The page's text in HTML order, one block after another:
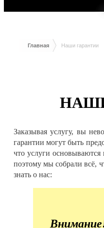
Главная Наши гарантии
Заказывая услугу, вы
гарантии могут быть
что услуги
поэтому мы собрали всё,
знать о нас: